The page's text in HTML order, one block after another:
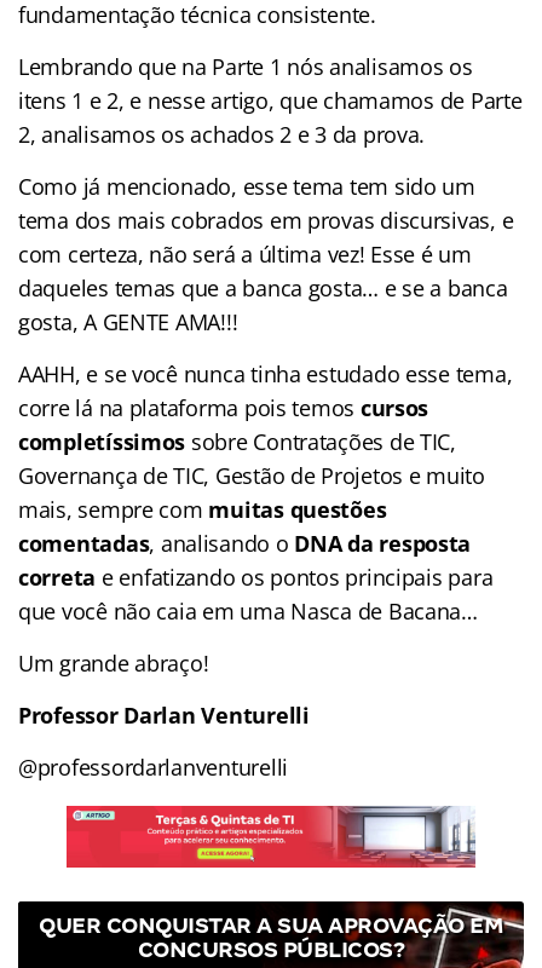
fundamentação técnica consistente.
Lembrando que na Parte 1 nós analisamos os
itens 1 e 2, e nesse artigo, que chamamos de Parte
2, analisamos os achados 2 e 3 da prova.
Como já mencionado, esse tema tem sido um
tema dos mais cobrados em provas discursivas, e
com certeza, não será a última vez! Esse é um
daqueles temas que a banca gosta… e se a banca
gosta, A GENTE AMA!!!
AAHH, e se você nunca tinha estudado esse tema,
corre lá na plataforma pois temos cursos
completíssimos sobre Contratações de TIC,
Governança de TIC, Gestão de Projetos e muito
mais, sempre com muitas questões
comentadas, analisando o DNA da resposta
correta e enfatizando os pontos principais para
que você não caia em uma Nasca de Bacana…
Um grande abraço!
Professor Darlan Venturelli
@professordarlanventurelli
QUER CONQUISTAR A SUA APROVAÇÃO EM
CONCURSOS PÚBLICOS?